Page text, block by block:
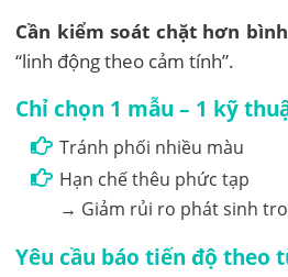
Cần kiểm soát chặt hơn
“linh động theo cảm tính”.
Chỉ chọn 1 mẫu – 1 kỹ
Tránh phối nhiều màu
Hạn chế thêu phức tạp
→ Giảm rủi ro phát sinh
Yêu cầu báo tiến độ theo